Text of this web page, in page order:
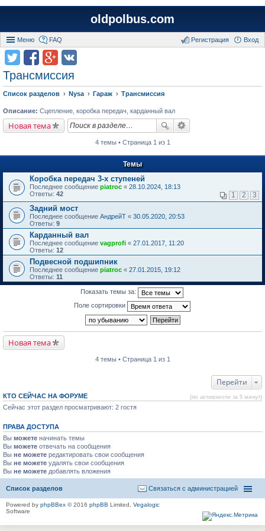
oldpolbus.com
Меню FAQ Вход
Регистрация
Трансмиссия
Список разделов Nysa Гараж Трансмиссия
Описание: Сцепление, коробка передач, карданный вал
Новая тема
4 темы • Страница 1 из 1
Темы
Коробка передач 3-х ступеней
Последнее сообщение piatroc « 28.10.2024, 18:13
Ответы: 42 1 2 3
Задний мост
Последнее сообщение АндрейТ « 30.05.2020, 20:53
Ответы: 9
Карданный вал
Последнее сообщение vagprofi « 27.01.2017, 11:20
Ответы: 12
Подвесной подшипник
Последнее сообщение piatroc « 27.01.2015, 19:12
Ответы: 11
Показать темы за:
Поле сортировки
Новая тема
4 темы • Страница 1 из 1
Перейти
КТО СЕЙЧАС НА ФОРУМЕ (по активности за 5 минут)
Сейчас этот раздел просматривают: 2 гостя
ПРАВА ДОСТУПА
Вы можете начинать темы
Вы можете отвечать на сообщения
Вы не можете редактировать свои сообщения
Вы не можете удалять свои сообщения
Вы не можете добавлять вложения
Список разделов Связаться с администрацией
Powered by phpBBex © 2016 phpBB Limited, Vegalogic
Software